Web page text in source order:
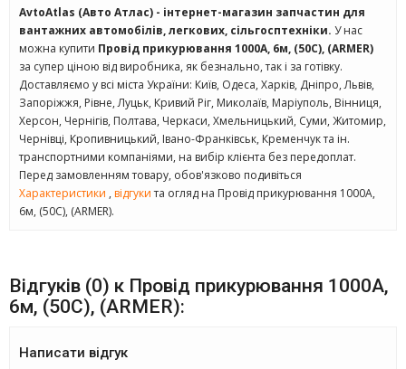
AvtoAtlas (Авто Атлас) - інтернет-магазин запчастин для
вантажних автомобілів, легкових, сільгосптехніки. У нас
можна купити Провід прикурювання 1000А, 6м, (50С), (ARMER)
за супер ціною від виробника, як безнально, так і за готівку.
Доставляємо у всі міста України: Київ, Одеса, Харків, Дніпро, Львів,
Запоріжжя, Рівне, Луцьк, Кривий Ріг, Миколаїв, Маріуполь, Вінниця,
Херсон, Чернігів, Полтава, Черкаси, Хмельницький, Суми, Житомир,
Чернівці, Кропивницький, Івано-Франківськ, Кременчук та ін.
транспортними компаніями, на вибір клієнта без передоплат.
Перед замовленням товару, обов'язково подивіться
Характеристики , відгукита огляд на Провід прикурювання 1000А,
6м, (50С), (ARMER).
Відгуків (0) к Провід прикурювання 1000А,
6м, (50С), (ARMER):
Написати відгук